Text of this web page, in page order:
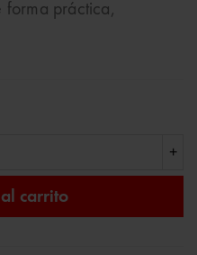
forma práctica,
+
carrito